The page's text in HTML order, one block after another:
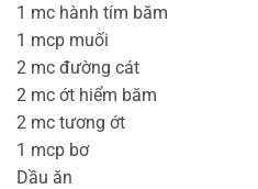
1 mc hành tím băm
1 mcp muối
2 mc đường cát
2 mc ớt hiểm băm
2 mc tương ớt
1 mcp bơ
Dầu ăn